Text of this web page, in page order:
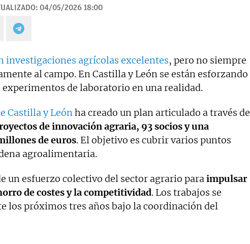
04/05/2026 18:00
investigaciones agrícolas excelentes, pero no siempre
al campo. En Castilla y León se están esforzando
de laboratorio en una realidad.
Castilla y Leónha creado un plan articulado a través de
de innovación agraria, 93 socios y una
de euros. El objetivo es cubrir varios puntos
agroalimentaria.
un esfuerzo colectivo del sector agrario paraimpulsar
de costes y la competitividad. Los trabajos se
los próximos tres años bajo la coordinación del